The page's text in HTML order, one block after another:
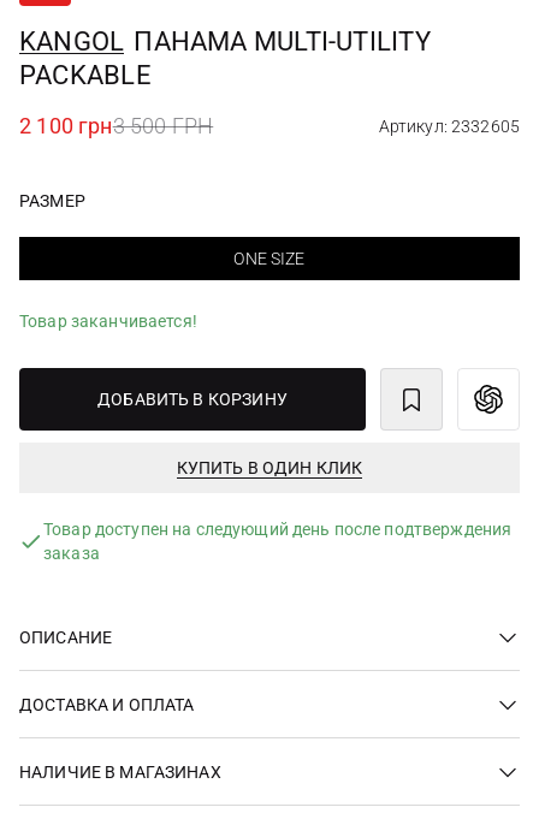
KANGOL ПАНАМА MULTI-UTILITY
PACKABLE
2 100 грн3 500 ГРН Артикул: 2332605
РАЗМЕР
ONE SIZE
Товар заканчивается!
ДОБАВИТЬ В КОРЗИНУ
КУПИТЬ В ОДИН КЛИК
Товар доступен на следующий день после подтверждения
заказа
ОПИСАНИЕ
ДОСТАВКА И ОПЛАТА
НАЛИЧИЕ В МАГАЗИНАХ